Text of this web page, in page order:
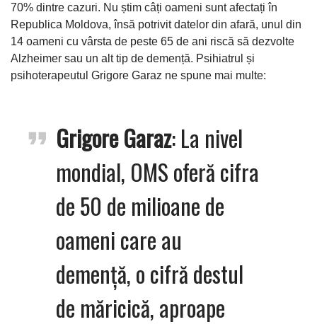
70% dintre cazuri. Nu știm câți oameni sunt afectați în
Republica Moldova, însă potrivit datelor din afară, unul din
14 oameni cu vârsta de peste 65 de ani riscă să dezvolte
Alzheimer sau un alt tip de demență. Psihiatrul și
psihoterapeutul Grigore Garaz ne spune mai multe:
Grigore Garaz: La nivel
mondial, OMS oferă cifra
de 50 de milioane de
oameni care au
demență, o cifră destul
de măricică, aproape